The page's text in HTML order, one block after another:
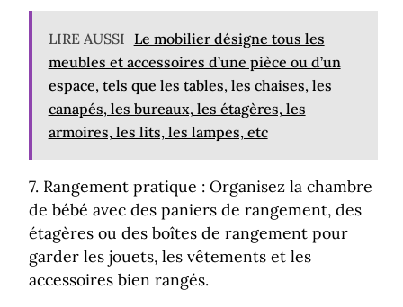
LIRE AUSSI Le mobilier désigne tous les
meubles et accessoires d’une pièce ou d’un
espace, tels que les tables, les chaises, les
canapés, les bureaux, les étagères, les
armoires, les lits, les lampes, etc
7. Rangement pratique : Organisez la chambre
de bébé avec des paniers de rangement, des
étagères ou des boîtes de rangement pour
garder les jouets, les vêtements et les
accessoires bien rangés.